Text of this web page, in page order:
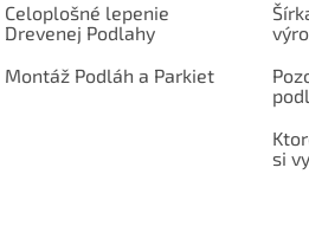
Celoplošné lepenie
Drevenej Podlahy
Montáž Podláh a Parkiet
si